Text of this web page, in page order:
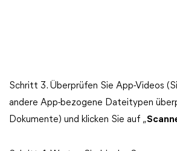
Schritt 3. Überprüfen Sie App-Videos
andere App-bezogene Dateitypen
Dokumente) und klicken Sie auf „